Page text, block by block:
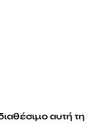
αυτή τη